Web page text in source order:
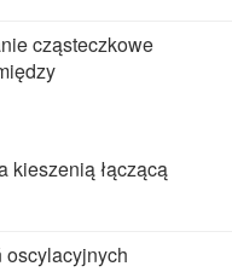
cząsteczkowe
kieszenią łączącą
oscylacyjnych